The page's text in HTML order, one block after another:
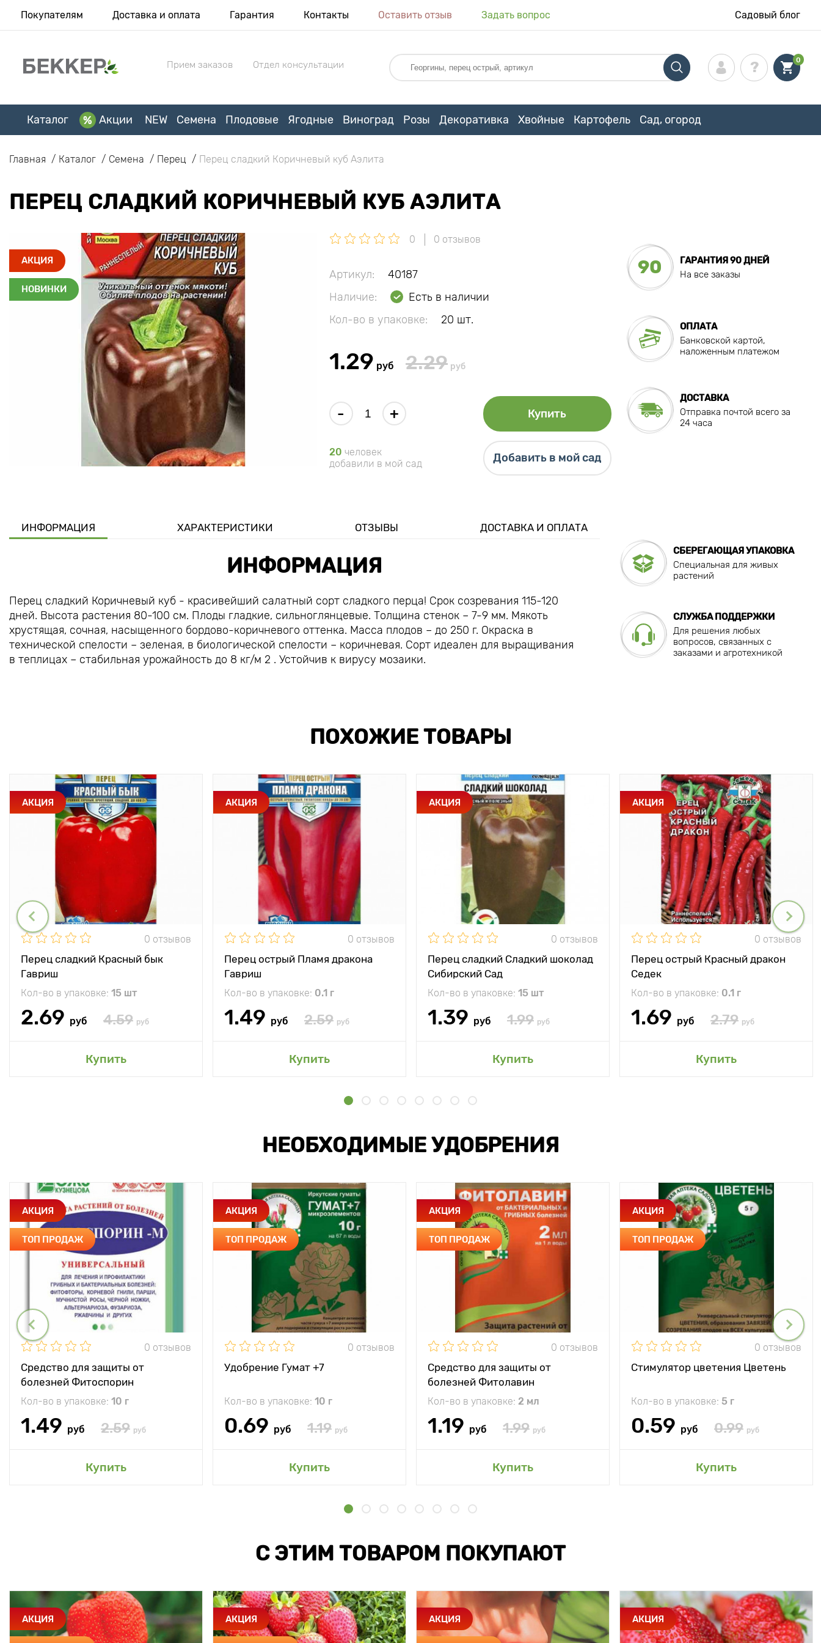
Покупателям Доставка и оплата Гарантия Контакты Оставить отзыв Задать вопрос Садовый блог
Прием заказов Отдел консультации 0
Каталог Акции NEW Семена Плодовые Ягодные Виноград Розы Декоративка Хвойные Картофель Сад, огород
Главная Каталог Семена Перец Перец сладкий Коричневый куб Аэлита
ПЕРЕЦ СЛАДКИЙ КОРИЧНЕВЫЙ КУБ АЭЛИТА
АКЦИЯ
НОВИНКИ
0 0 отзывов
Артикул:
40187
Наличие:
Есть в наличии
Кол-во в упаковке:
20 шт.
1.29 руб 2.29 руб
- + Купить
20 человек
добавили в мой сад
Добавить в мой сад
90
ГАРАНТИЯ 90 ДНЕЙ
На все заказы
ОПЛАТА
Банковской картой,
наложенным платежом
ДОСТАВКА
Отправка почтой всего за
24 часа
ИНФОРМАЦИЯ ХАРАКТЕРИСТИКИ ОТЗЫВЫ ДОСТАВКА И ОПЛАТА
ИНФОРМАЦИЯ
Перец сладкий Коричневый куб - красивейший салатный сорт сладкого перца! Срок созревания 115-120
дней. Высота растения 80-100 см. Плоды гладкие, сильноглянцевые. Толщина стенок – 7-9 мм. Мякоть
хрустящая, сочная, насыщенного бордово-коричневого оттенка. Масса плодов – до 250 г. Окраска в
технической спелости – зеленая, в биологической спелости – коричневая. Сорт идеален для выращивания
в теплицах – стабильная урожайность до 8 кг/м 2 . Устойчив к вирусу мозаики.
СБЕРЕГАЮЩАЯ УПАКОВКА
Специальная для живых
растений
СЛУЖБА ПОДДЕРЖКИ
Для решения любых
вопросов, связанных с
заказами и агротехникой
ПОХОЖИЕ ТОВАРЫ
АКЦИЯ
0 отзывов
Перец сладкий Красный бык
Гавриш
Кол-во в упаковке: 15 шт
2.69 руб 4.59 руб
Купить
АКЦИЯ
0 отзывов
Перец острый Пламя дракона
Гавриш
Кол-во в упаковке: 0.1 г
1.49 руб 2.59 руб
Купить
АКЦИЯ
0 отзывов
Перец сладкий Сладкий шоколад
Сибирский Сад
Кол-во в упаковке: 15 шт
1.39 руб 1.99 руб
Купить
АКЦИЯ
0 отзывов
Перец острый Красный дракон
Седек
Кол-во в упаковке: 0.1 г
1.69 руб 2.79 руб
Купить
НЕОБХОДИМЫЕ УДОБРЕНИЯ
АКЦИЯ
ТОП ПРОДАЖ
0 отзывов
Средство для защиты от
болезней Фитоспорин
Кол-во в упаковке: 10 г
1.49 руб 2.59 руб
Купить
АКЦИЯ
ТОП ПРОДАЖ
0 отзывов
Удобрение Гумат +7
Кол-во в упаковке: 10 г
0.69 руб 1.19 руб
Купить
АКЦИЯ
ТОП ПРОДАЖ
0 отзывов
Средство для защиты от
болезней Фитолавин
Кол-во в упаковке: 2 мл
1.19 руб 1.99 руб
Купить
АКЦИЯ
ТОП ПРОДАЖ
0 отзывов
Стимулятор цветения Цветень
Кол-во в упаковке: 5 г
0.59 руб 0.99 руб
Купить
С ЭТИМ ТОВАРОМ ПОКУПАЮТ
АКЦИЯ АКЦИЯ АКЦИЯ АКЦИЯ